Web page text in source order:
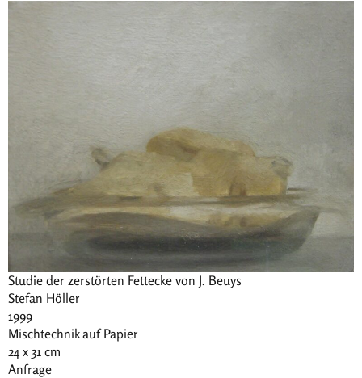
Studie der zerstörten Fettecke von J. Beuys
Stefan Höller
1999
Mischtechnik auf Papier
24 x 31 cm
Anfrage